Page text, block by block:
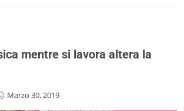
mentre si lavora altera la
Marzo 30, 2019